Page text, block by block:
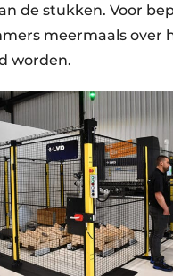
de stukken. Voor
meermaals over
worden.